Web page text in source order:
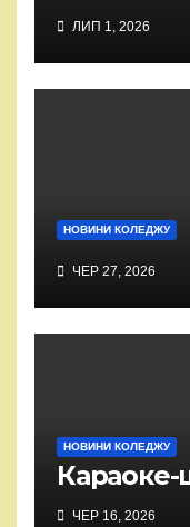
ЛИП 1, 2026
НОВИНИ КОЛЕДЖУ
ЧЕР 27, 2026
НОВИНИ КОЛЕДЖУ
Караоке-
ЧЕР 16, 2026